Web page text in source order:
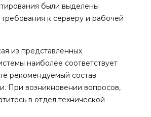
были выделены
к серверу и рабочей
из представленных
наиболее соответствует
рекомендуемый состав
При возникновении вопросов,
в отдел технической